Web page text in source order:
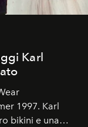
Karl
1997. Karl
bikini e una